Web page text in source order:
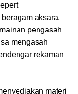
aksara,
pengasah
mengasah
rekaman
materi